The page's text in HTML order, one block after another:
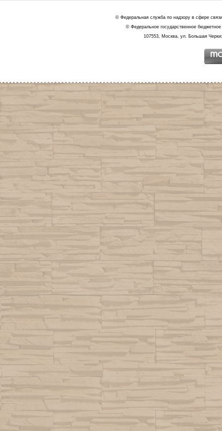
© Федеральная служба по надзору в сфере
© Федеральное государственное
107553, Москва, ул. Большая